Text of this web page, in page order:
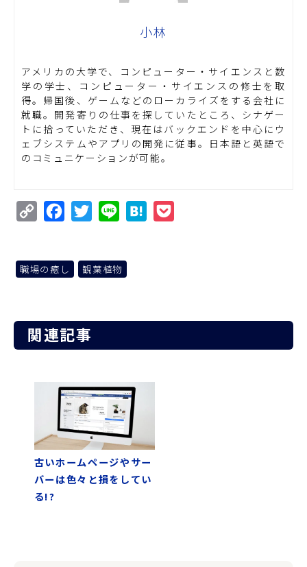
小林
アメリカの大学で、コンピューター・サイエンスと数
学の学士、コンピューター・サイエンスの修士を取
得。帰国後、ゲームなどのローカライズをする会社に
就職。開発寄りの仕事を探していたところ、シナゲー
トに拾っていただき、現在はバックエンドを中心にウ
ェブシステムやアプリの開発に従事。日本語と英語で
のコミュニケーションが可能。
Copy
FacebookTwitterLine Hatena
職場の癒し 観葉植物
関連記事
古いホームページやサー
バーは色々と損をしてい
る!?